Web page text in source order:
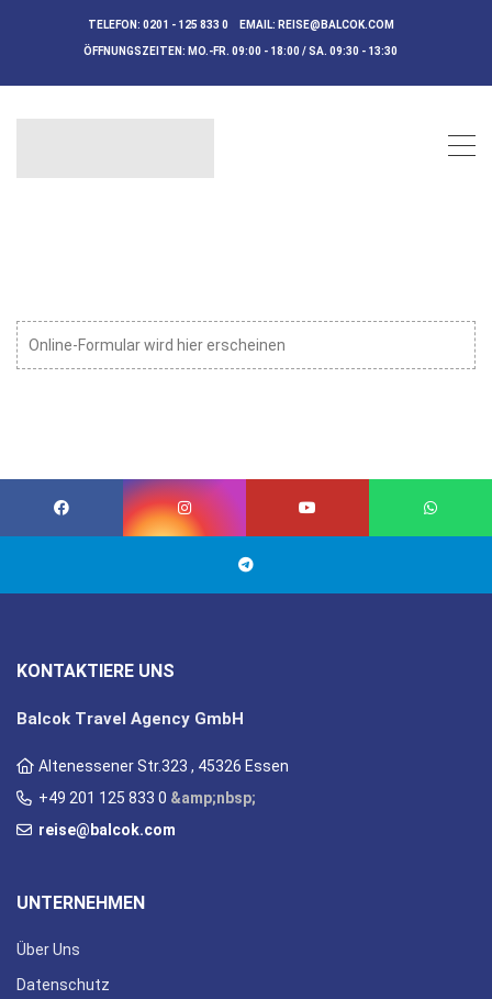
TELEFON: 0201 - 125 833 0 EMAIL: REISE@BALCOK.COM
ÖFFNUNGSZEITEN: MO.-FR. 09:00 - 18:00 / SA. 09:30 - 13:30
Online-Formular wird hier erscheinen
KONTAKTIERE UNS
Balcok Travel Agency GmbH
Altenessener Str.323 , 45326 Essen
+49 201 125 833 0 &amp;nbsp;
reise@balcok.com
UNTERNEHMEN
Über Uns
Datenschutz